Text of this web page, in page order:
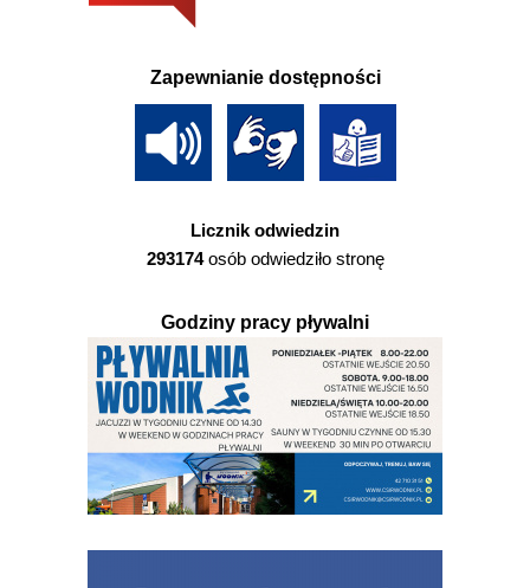
Zapewnianie dostępności
Licznik odwiedzin
293174osób odwiedziło stronę
Godziny pracy pływalni